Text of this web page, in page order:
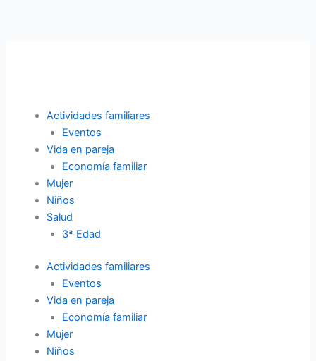
Actividades familiares
Eventos
Vida en pareja
Economía familiar
Mujer
Niños
Salud
3ª Edad
Actividades familiares
Eventos
Vida en pareja
Economía familiar
Mujer
Niños